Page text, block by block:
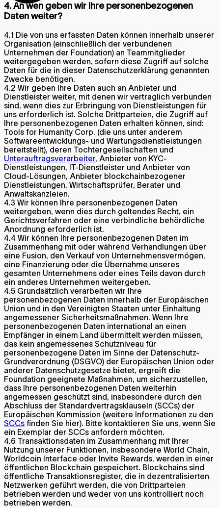
4. An wen geben wir Ihre personenbezogenen
Daten weiter?
4.1 Die von uns erfassten Daten können innerhalb unserer
Organisation (einschließlich der verbundenen
Unternehmen der Foundation) an Teammitglieder
weitergegeben werden, sofern diese Zugriff auf solche
Daten für die in dieser Datenschutzerklärung genannten
Zwecke benötigen.
4.2 Wir geben Ihre Daten auch an Anbieter und
Dienstleister weiter, mit denen wir vertraglich verbunden
sind, wenn dies zur Erbringung von Dienstleistungen für
uns erforderlich ist. Solche Drittparteien, die Zugriff auf
Ihre personenbezogenen Daten erhalten können, sind:
Tools for Humanity Corp. (die uns unter anderem
Softwareentwicklungs- und Wartungsdienstleistungen
bereitstellt), deren Tochtergesellschaften und
Unterauftragsverarbeiter, Anbieter von KYC-
Dienstleistungen, IT-Dienstleister und Anbieter von
Cloud-Lösungen, Anbieter blockchainbezogener
Dienstleistungen, Wirtschaftsprüfer, Berater und
Anwaltskanzleien.
4.3 Wir können Ihre personenbezogenen Daten
weitergeben, wenn dies durch geltendes Recht, ein
Gerichtsverfahren oder eine verbindliche behördliche
Anordnung erforderlich ist.
4.4 Wir können Ihre personenbezogenen Daten im
Zusammenhang mit oder während Verhandlungen über
eine Fusion, den Verkauf von Unternehmensvermögen,
eine Finanzierung oder die Übernahme unseres
gesamten Unternehmens oder eines Teils davon durch
ein anderes Unternehmen weitergeben.
4.5 Grundsätzlich verarbeiten wir Ihre
personenbezogenen Daten innerhalb der Europäischen
Union und in den Vereinigten Staaten unter Einhaltung
angemessener Sicherheitsmaßnahmen. Wenn Ihre
personenbezogenen Daten international an einen
Empfänger in einem Land übermittelt werden müssen,
das kein angemessenes Schutzniveau für
personenbezogene Daten im Sinne der Datenschutz-
Grundverordnung (DSGVO) der Europäischen Union oder
anderer Datenschutzgesetze bietet, ergreift die
Foundation geeignete Maßnahmen, um sicherzustellen,
dass Ihre personenbezogenen Daten weiterhin
angemessen geschützt sind, insbesondere durch den
Abschluss der Standardvertragsklauseln (SCCs) der
Europäischen Kommission (weitere Informationen zu den
SCCs finden Sie hier). Bitte kontaktieren Sie uns, wenn Sie
ein Exemplar der SCCs anfordern möchten.
4.6 Transaktionsdaten im Zusammenhang mit Ihrer
Nutzung unserer Funktionen, insbesondere World Chain,
Worldcoin Interface oder Invite Rewards, werden in einer
öffentlichen Blockchain gespeichert. Blockchains sind
öffentliche Transaktionsregister, die in dezentralisierten
Netzwerken geführt werden, die von Drittparteien
betrieben werden und weder von uns kontrolliert noch
betrieben werden.